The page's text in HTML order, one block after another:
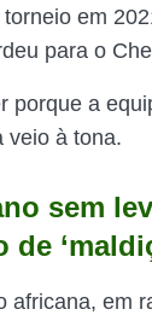
em
para o
porque a
veio à tona.
sem
africana, em